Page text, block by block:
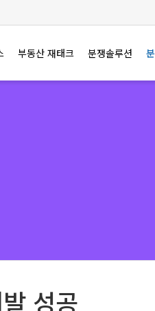
부동산 재태크 분쟁솔루션
성공